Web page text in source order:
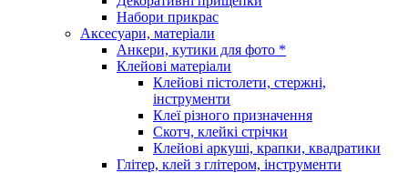
Набори прикрас
Аксесуари, матеріали
Анкери, кутики для фото *
Клейові матеріали
Клейові пістолети, стержні,
інструменти
Клеї різного призначення
Скотч, клейкі стрічки
Клейові аркуші, крапки, квадратики
Глітер, клей з глітером, інструменти